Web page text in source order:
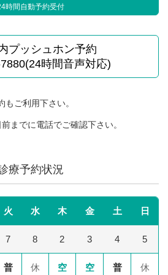
時間自動予約受付
プッシュホン予約
時間音声対応)
ご利用下さい。
までに電話でご確認下さい。
療予約状況
火 水 木 金 土 日
7 8 2 3 4 5
普 休 空 空 普 休